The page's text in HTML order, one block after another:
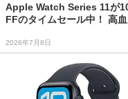
Apple Watch Series 11が
FFのタイムセール中！ 高
2026年7月8日